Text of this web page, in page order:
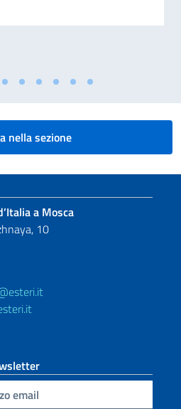
nella sezione
a Mosca
10